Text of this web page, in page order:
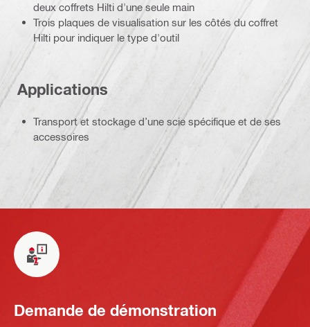
deux coffrets Hilti d'une seule main
Trois plaques de visualisation sur les côtés du coffret
Hilti pour indiquer le type d'outil
Applications
Transport et stockage d’une scie spécifique et de ses
accessoires
Demande de démonstration